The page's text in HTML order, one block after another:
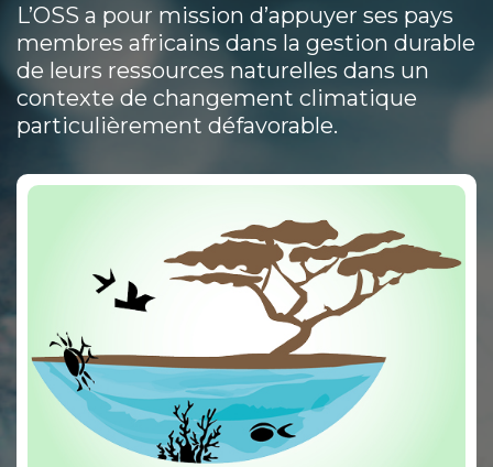
L’OSS a pour mission d’appuyer ses pays
membres africains dans la gestion durable
de leurs ressources naturelles dans un
contexte de changement climatique
particulièrement défavorable.